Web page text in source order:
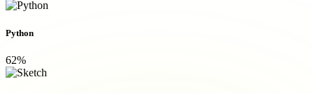
Python
62%